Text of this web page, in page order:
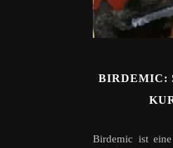
BIRDEMIC:
Birdemic ist